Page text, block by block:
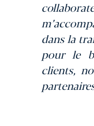
dans la
pour le
clients,